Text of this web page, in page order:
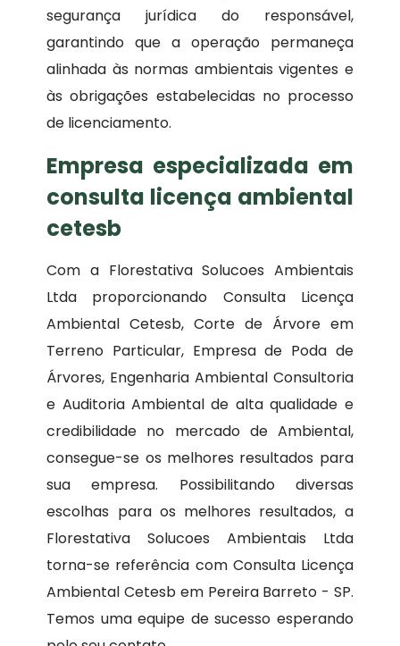
segurança jurídica do responsável,
garantindo que a operação permaneça
alinhada às normas ambientais vigentes e
às obrigações estabelecidas no processo
de licenciamento.
Empresa especializada em
consulta licença ambiental
cetesb
Com a Florestativa Solucoes Ambientais
Ltda proporcionando Consulta Licença
Ambiental Cetesb, Corte de Árvore em
Terreno Particular, Empresa de Poda de
Árvores, Engenharia Ambiental Consultoria
e Auditoria Ambiental de alta qualidade e
credibilidade no mercado de Ambiental,
consegue-se os melhores resultados para
sua empresa. Possibilitando diversas
escolhas para os melhores resultados, a
Florestativa Solucoes Ambientais Ltda
torna-se referência com Consulta Licença
Ambiental Cetesb em Pereira Barreto - SP.
Temos uma equipe de sucesso esperando